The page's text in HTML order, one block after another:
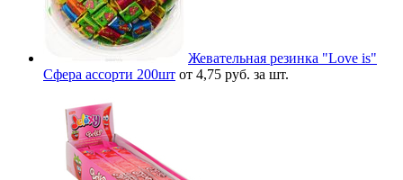
Жевательная резинка "Love is"
Сфера ассорти 200шт от 4,75 руб. за шт.